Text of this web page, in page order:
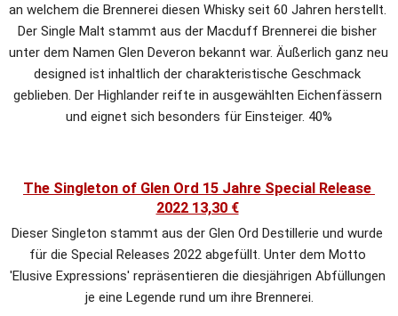
an welchem die Brennerei diesen Whisky seit 60 Jahren herstellt.
Der Single Malt stammt aus der Macduff Brennerei die bisher
unter dem Namen Glen Deveron bekannt war. Äußerlich ganz neu
designed ist inhaltlich der charakteristische Geschmack
geblieben. Der Highlander reifte in ausgewählten Eichenfässern
und eignet sich besonders für Einsteiger. 40%
The Singleton of Glen Ord 15 Jahre Special Release
2022 13,30 €
Dieser Singleton stammt aus der Glen Ord Destillerie und wurde
für die Special Releases 2022 abgefüllt. Unter dem Motto
'Elusive Expressions' repräsentieren die diesjährigen Abfüllungen
je eine Legende rund um ihre Brennerei.